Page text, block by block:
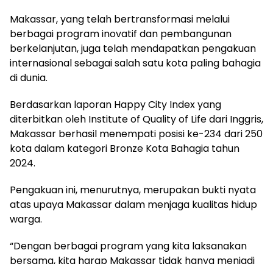
Makassar, yang telah bertransformasi melalui
berbagai program inovatif dan pembangunan
berkelanjutan, juga telah mendapatkan pengakuan
internasional sebagai salah satu kota paling bahagia
di dunia.
Berdasarkan laporan Happy City Index yang
diterbitkan oleh Institute of Quality of Life dari Inggris,
Makassar berhasil menempati posisi ke-234 dari 250
kota dalam kategori Bronze Kota Bahagia tahun
2024.
Pengakuan ini, menurutnya, merupakan bukti nyata
atas upaya Makassar dalam menjaga kualitas hidup
warga.
“Dengan berbagai program yang kita laksanakan
bersama, kita harap Makassar tidak hanya menjadi